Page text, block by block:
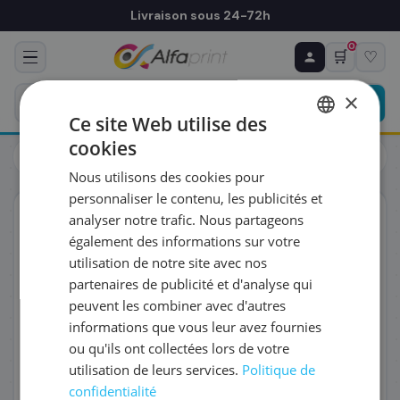
Livraison sous 24-72h
🛒
0
♡
Toners
Canon
ORIGINAL
♻ COMMANDE RÉCURRENTE
Prévoyez & économisez
Programmez votre prochain achat — notre équipe
vous prépare un devis personnalisé
RÉFÉRENCE DU PRODUIT
FRÉQUENCE
QUANTITÉ PAR LIVRAISON
DATE DE PREMIÈRE LIVRAISON SOUHAITÉE
×
Ce site Web utilise des
cookies
Nous utilisons des cookies pour
personnaliser le contenu, les publicités et
analyser notre trafic. Nous partageons
également des informations sur votre
utilisation de notre site avec nos
partenaires de publicité et d'analyse qui
peuvent les combiner avec d'autres
informations que vous leur avez fournies
ou qu'ils ont collectées lors de votre
utilisation de leurs services. Politique de
confidentialité